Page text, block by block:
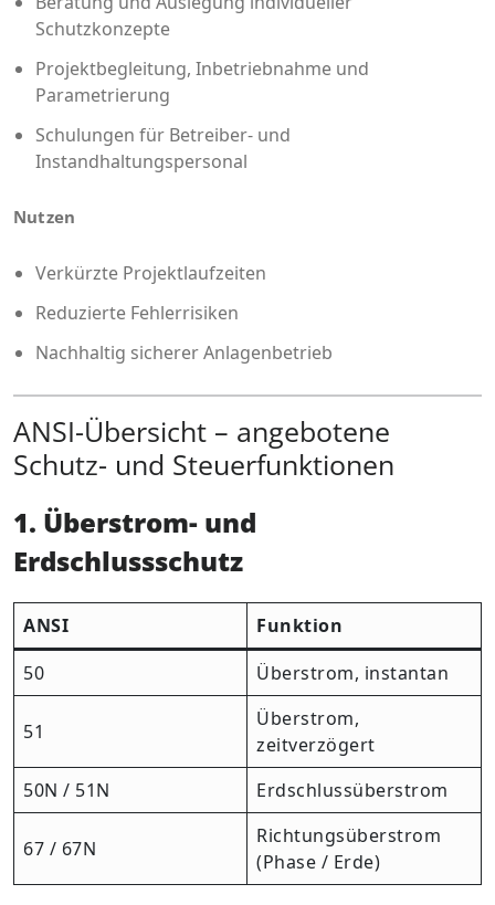
Schutzkonzepte
Projektbegleitung, Inbetriebnahme und
Parametrierung
Schulungen für Betreiber- und
Instandhaltungspersonal
Nutzen
Verkürzte Projektlaufzeiten
Reduzierte Fehlerrisiken
Nachhaltig sicherer Anlagenbetrieb
ANSI-Übersicht – angebotene
Schutz- und Steuerfunktionen
1. Überstrom- und
Erdschlussschutz
ANSI
Funktion
50
Überstrom, instantan
51
Überstrom,
zeitverzögert
50N / 51N
Erdschlussüberstrom
67 / 67N
Richtungsüberstrom
(Phase / Erde)